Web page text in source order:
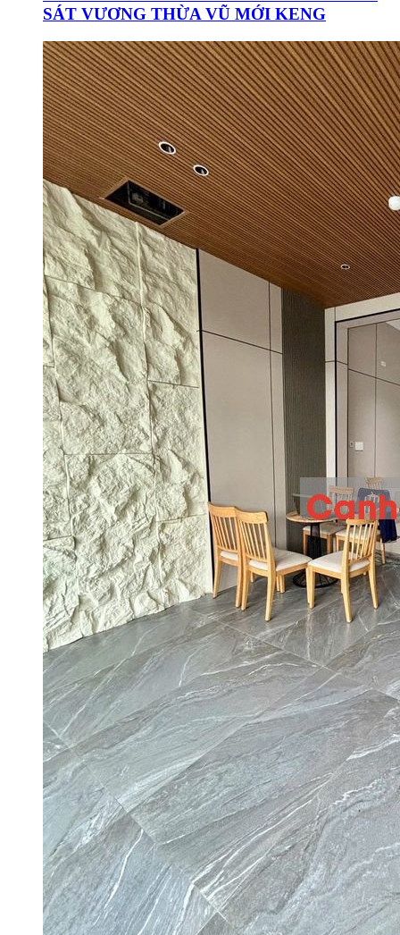
SÁT VƯƠNG THỪA VŨ MỚI KENG